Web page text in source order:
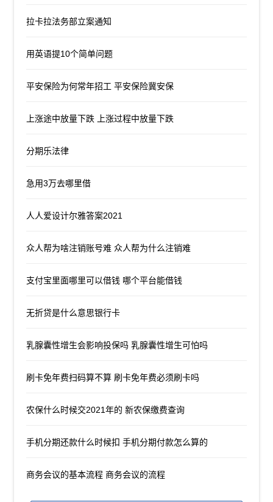
拉卡拉法务部立案通知
用英语提10个简单问题
平安保险为何常年招工 平安保险冀安保
上涨途中放量下跌 上涨过程中放量下跌
分期乐法律
急用3万去哪里借
人人爱设计尔雅答案2021
众人帮为啥注销账号难 众人帮为什么注销难
支付宝里面哪里可以借钱 哪个平台能借钱
无折贷是什么意思银行卡
乳腺囊性增生会影响投保吗 乳腺囊性增生可怕吗
刷卡免年费扫码算不算 刷卡免年费必须刷卡吗
农保什么时候交2021年的 新农保缴费查询
手机分期还款什么时候扣 手机分期付款怎么算的
商务会议的基本流程 商务会议的流程